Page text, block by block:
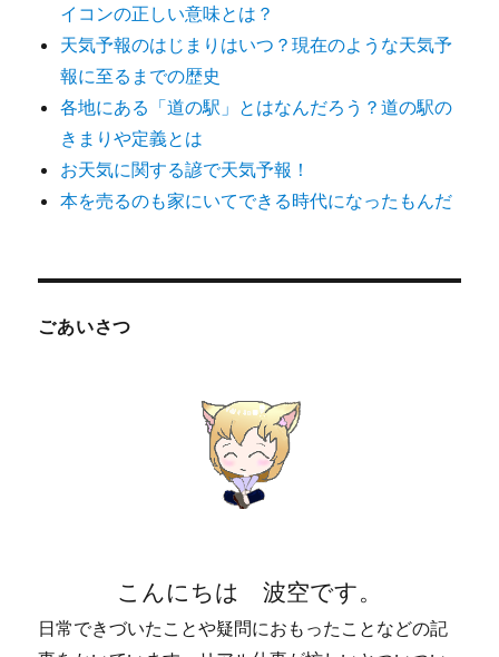
イコンの正しい意味とは？
天気予報のはじまりはいつ？現在のような天気予
報に至るまでの歴史
各地にある「道の駅」とはなんだろう？道の駅の
きまりや定義とは
お天気に関する諺で天気予報！
本を売るのも家にいてできる時代になったもんだ
ごあいさつ
こんにちは 波空です。
日常できづいたことや疑問におもったことなどの記